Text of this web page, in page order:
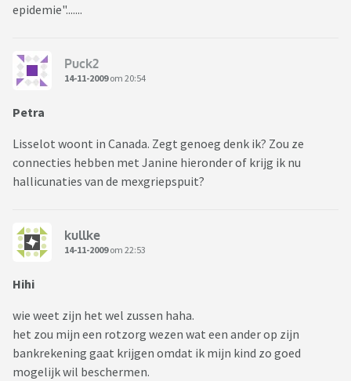
epidemie".......
Puck2
14-11-2009om 20:54
Petra
Lisselot woont in Canada. Zegt genoeg denk ik? Zou ze
connecties hebben met Janine hieronder of krijg ik nu
hallicunaties van de mexgriepspuit?
kullke
14-11-2009om 22:53
Hihi
wie weet zijn het wel zussen haha.
het zou mijn een rotzorg wezen wat een ander op zijn
bankrekening gaat krijgen omdat ik mijn kind zo goed
mogelijk wil beschermen.